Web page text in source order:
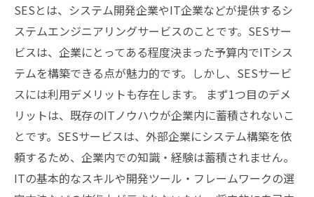
SESとは、システム開発企業やIT企業などが提供するシ
ステムエンジニアリングサービスのことです。SESサー
ビスは、企業にとってある程度決まった予算内でITシス
テムを構築できる点が魅力的です。しかし、SESサービ
スには利用デメリットも存在します。 まず1つ目のデメ
リットは、既存のITノウハウが企業内に蓄積されないこ
とです。SESサービスは、外部企業にシステム構築を依
頼するため、企業内での知識・経験は蓄積されません。
ITの基本的なスキルや開発ツール・フレームワークの選